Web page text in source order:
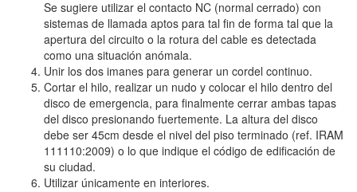
Se sugiere utilizar el contacto NC (normal cerrado) con
sistemas de llamada aptos para tal fin de forma tal que la
apertura del circuito o la rotura del cable es detectada
como una situación anómala.
Unir los dos imanes para generar un cordel continuo.
Cortar el hilo, realizar un nudo y colocar el hilo dentro del
disco de emergencia, para finalmente cerrar ambas tapas
del disco presionando fuertemente. La altura del disco
debe ser 45cm desde el nivel del piso terminado (ref. IRAM
111110:2009) o lo que indique el código de edificación de
su ciudad.
Utilizar únicamente en interiores.